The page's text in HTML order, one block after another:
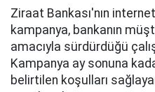
Ziraat Bankası'nın
kampanya, bankanın
amacıyla sürdürdüğü
Kampanya ay sonuna
belirtilen koşulları